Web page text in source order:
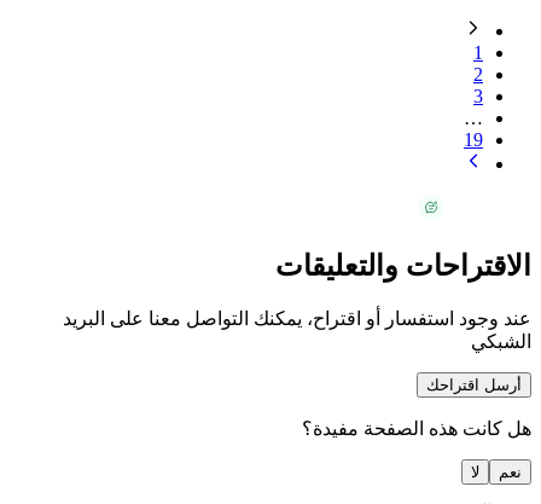
1
2
3
…
19
الاقتراحات والتعليقات
عند وجود استفسار أو اقتراح، يمكنك التواصل معنا على البريد
الشبكي
أرسل اقتراحك
هل كانت هذه الصفحة مفيدة؟
نعم لا